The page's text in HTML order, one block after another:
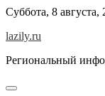
Skip
content
Суббота, 8 августа,
lazily.ru
Региональный